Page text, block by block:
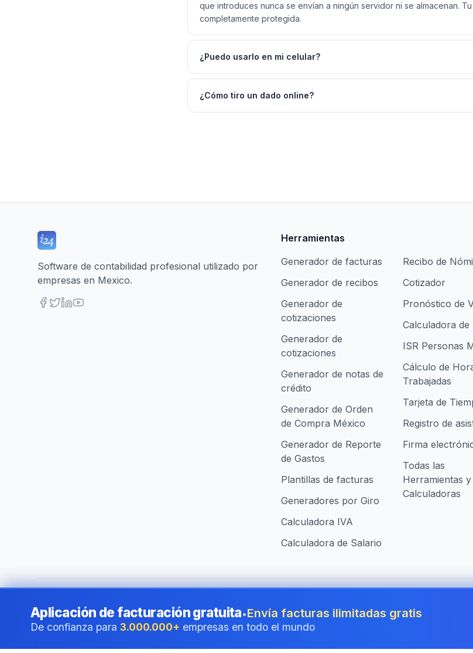
que introduces nunca se envían a ningún servidor ni se almacenan.
completamente protegida.
¿Puedo usarlo en mi celular?
¿Cómo tiro un dado online?
Software de contabilidad profesional utilizado por
empresas en Mexico.
Herramientas
Generador de facturas
Generador de recibos
Generador de
cotizaciones
Generador de
cotizaciones
Generador de notas de
crédito
Generador de Orden
de Compra México
Generador de Reporte
de Gastos
Plantillas de facturas
Generadores por Giro
Calculadora IVA
Calculadora de Salario
Recibo de
Cotizador
Pronóstico de
Calculadora de
ISR Personas
Cálculo de
Trabajadas
Tarjeta de
Registro de
Firma
Todas las
Herramientas y
Calculadoras
©2026i24 Limited. All rights reserved.• Al servicio de empresas en Mexico
Aplicación de facturación gratuita•Envía facturas ilimitadas gratis
De confianza para 3.000.000+ empresas en todo el mundo